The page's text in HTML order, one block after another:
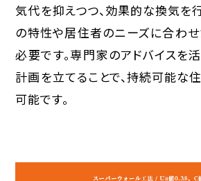
気代を抑えつつ、効果的な換気を
の特性や居住者のニーズに合わ
必要です。専門家のアドバイスを
計画を立てることで、持続可能な
可能です。